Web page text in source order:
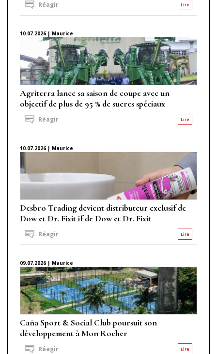
Lire
Réagir
10.07.2026 | Maurice
Agriterra lance sa saison de coupe avec un
objectif de plus de 95 % de sucres spéciaux
Lire
Réagir
10.07.2026 | Maurice
Desbro Trading devient distributeur exclusif de
Dow et Dr. Fixit if de Dow et Dr. Fixit
Lire
Réagir
09.07.2026 | Maurice
Caña Sport & Social Club poursuit son
développement à Mon Rocher
Lire
Réagir